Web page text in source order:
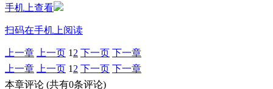
手机上查看
扫码在手机上阅读
上一章 上一页 1 2 下一页 下一章
上一章
上一页 1 2 下一页 下一章
本章评论 (共有0条评论)